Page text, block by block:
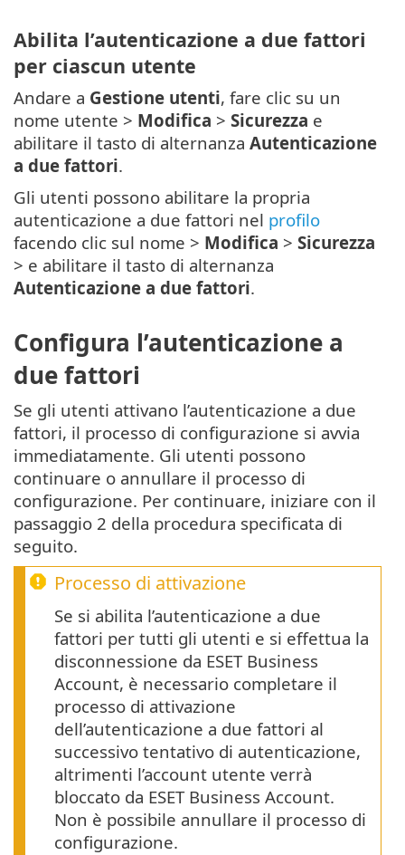
Abilita l’autenticazione a due fattori
per ciascun utente
Andare a Gestione utenti, fare clic su un
nome utente > Modifica > Sicurezza e
abilitare il tasto di alternanza Autenticazione
a due fattori.
Gli utenti possono abilitare la propria
autenticazione a due fattori nel profilo
facendo clic sul nome > Modifica > Sicurezza
> e abilitare il tasto di alternanza
Autenticazione a due fattori.
Configura l’autenticazione a
due fattori
Se gli utenti attivano l’autenticazione a due
fattori, il processo di configurazione si avvia
immediatamente. Gli utenti possono
continuare o annullare il processo di
configurazione. Per continuare, iniziare con il
passaggio 2 della procedura specificata di
seguito.
Processo di attivazione
Se si abilita l’autenticazione a due
fattori per tutti gli utenti e si effettua la
disconnessione da ESET Business
Account, è necessario completare il
processo di attivazione
dell’autenticazione a due fattori al
successivo tentativo di autenticazione,
altrimenti l’account utente verrà
bloccato da ESET Business Account.
Non è possibile annullare il processo di
configurazione.